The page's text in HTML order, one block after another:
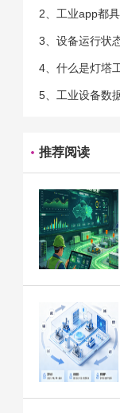
2、工业app都
3、设备运行状
4、什么是灯塔
5、工业设备数
推荐阅读